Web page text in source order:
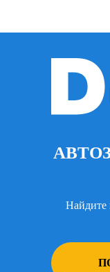
Найдите